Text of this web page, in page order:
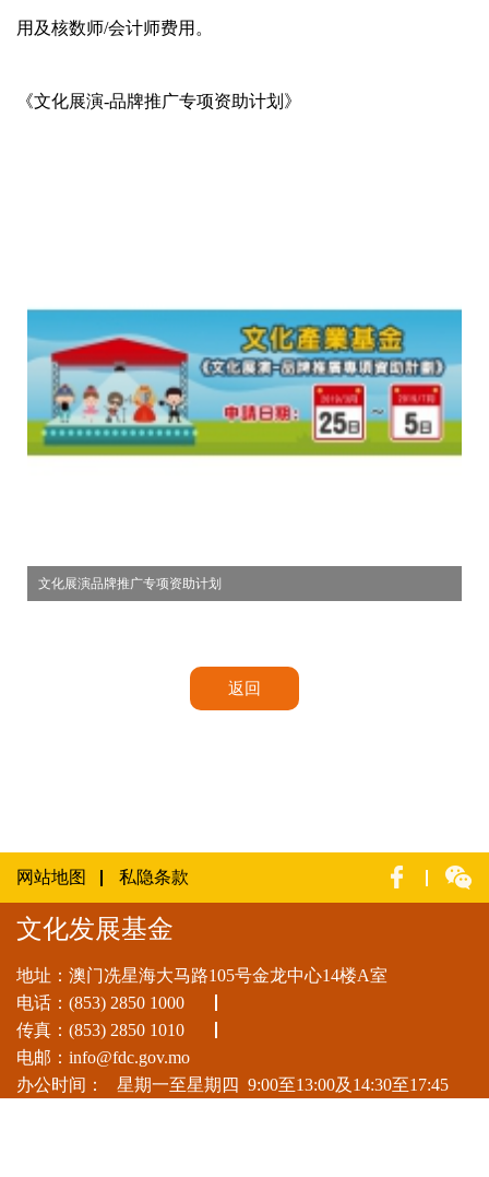
用及核数师/会计师费用。
《文化展演-品牌推广专项资助计划》
文化展演品牌推广专项资助计划
返回
网站地图 私隐条款
文化发展基金
地址：澳门冼星海大马路105号金龙中心14楼A室
电话： (853) 2850 1000
传真：(853) 2850 1010
电邮： info@fdc.gov.mo
办公时间： 星期一至星期四 9:00至13:00及14:30至17:45